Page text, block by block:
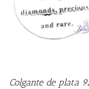
Colgante de plata